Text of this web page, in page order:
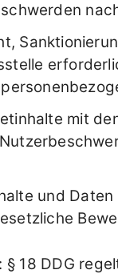
mit
und
18 DDG